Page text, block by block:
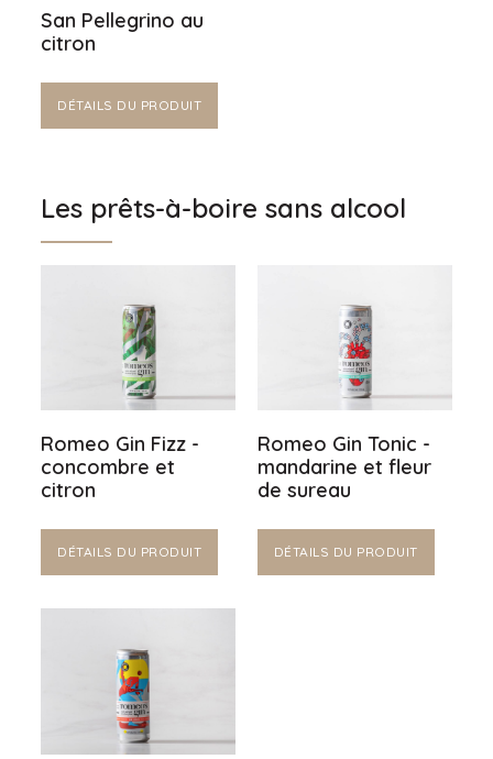
San Pellegrino au
citron
DÉTAILS DU PRODUIT
Les prêts-à-boire sans alcool
Romeo Gin Fizz -
concombre et
citron
DÉTAILS DU PRODUIT
Romeo Gin Tonic -
mandarine et fleur
de sureau
DÉTAILS DU PRODUIT